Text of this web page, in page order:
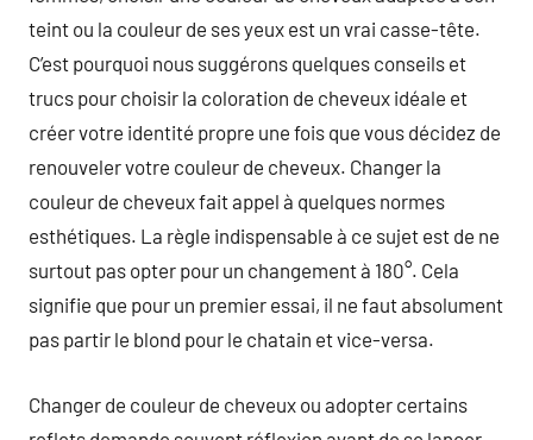
teint ou la couleur de ses yeux est un vrai casse-tête.
C’est pourquoi nous suggérons quelques conseils et
trucs pour choisir la coloration de cheveux idéale et
créer votre identité propre une fois que vous décidez de
renouveler votre couleur de cheveux. Changer la
couleur de cheveux fait appel à quelques normes
esthétiques. La règle indispensable à ce sujet est de ne
surtout pas opter pour un changement à 180°. Cela
signifie que pour un premier essai, il ne faut absolument
pas partir le blond pour le chatain et vice-versa.
Changer de couleur de cheveux ou adopter certains